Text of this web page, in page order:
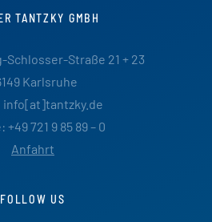
TANTZKY GMBH
Straße 21 + 23
Karlsruhe
info[at]tantzky.de
+49 721 9 85 89 – 0
Anfahrt
FOLLOW US